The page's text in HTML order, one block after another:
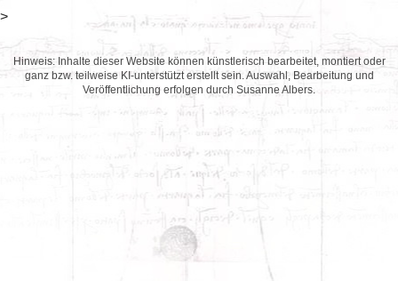
>
Hinweis: Inhalte dieser Website können künstlerisch bearbeitet, montiert oder
ganz bzw. teilweise KI-unterstützt erstellt sein. Auswahl, Bearbeitung und
Veröffentlichung erfolgen durch Susanne Albers.